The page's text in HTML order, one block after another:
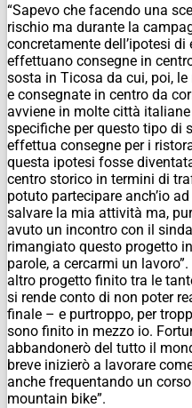
“Sapevo che facendo una
rischio ma durante la
concretamente dell’ipotesi
effettuano consegne in
sosta in Ticosa da cui, poi,
e consegnate in centro da
avviene in molte città
specifiche per questo tipo di
effettua consegne per i
questa ipotesi fosse
centro storico in termini di
potuto partecipare anch’io
salvare la mia attività ma,
avuto un incontro con il
rimangiato questo progetto
parole, a cercarmi un
altro progetto finito tra le
si rende conto di non poter
finale – e purtroppo, per
sono finito in mezzo io.
abbandonerò del tutto il
breve inizierò a lavorare
anche frequentando un
mountain bike”.